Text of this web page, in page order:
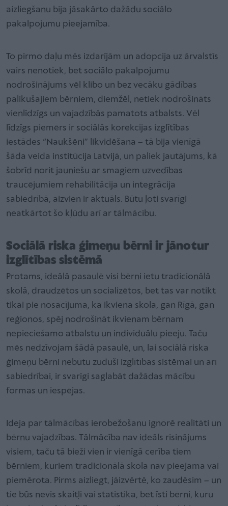
aizliegšanu bija jāsakārto dažādu sociālo
pakalpojumu pieejamība.
To pirmo daļu mēs izdarījām un adopcija uz ārvalstīs
vairs nenotiek, bet sociālo pakalpojumu
nodrošinājums vēl klibo un bez vecāku gādības
palikušajiem bērniem, diemžēl, netiek nodrošināts
vienlīdzīgs un vajadzībās pamatots atbalsts. Vēl
līdzīgs piemērs ir sociālās korekcijas izglītības
iestādes “Naukšēni” likvidēšana – tā bija vienīgā
šāda veida institūcija Latvijā, un paliek jautājums, kā
šobrīd norit jauniešu ar smagiem uzvedības
traucējumiem rehabilitācija un integrācija
sabiedrībā, aizvien ir aktuāls. Būtu ļoti svarīgi
neatkārtot šo kļūdu arī ar tālmācību.
Sociālā riska ģimeņu bērni ir jānotur
izglītības sistēmā
Protams, ideālā pasaulē visi bērni ietu tradicionālā
skolā, draudzētos un socializētos, bet tas var notikt
tikai pie nosacījuma, ka ikviena skola, gan Rīgā, gan
reģionos, spēj nodrošināt ikvienam bērnam
nepieciešamo atbalstu un individuālu pieeju. Taču
mēs nedzīvojam šādā pasaulē, un, lai sociālā riska
ģimeņu bērni nebūtu zuduši izglītības sistēmai un arī
sabiedrībai, ir svarīgi saglabāt dažādas mācību
formas un iespējas.
Ideja par tālmācības ierobežošanu ignorē realitāti un
bērnu vajadzības. Tālmācība nav ideāls risinājums
visiem, taču tā bieži vien ir vienīgā cerība tiem
bērniem, kuriem tradicionālā skola nav pieejama vai
piemērota. Pirms aizliegt, jāizvērtē, ko zaudēsim – un
tie būs nevis skaitļi vai statistika, bet īsti bērni, kuru